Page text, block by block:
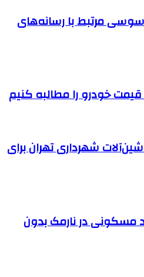
مرتبط با رسانه‌های
خودرو را مطالبه کنیم
ماشین‌آلات شهرداری تهران برای
مسکونی در نارمک بدون